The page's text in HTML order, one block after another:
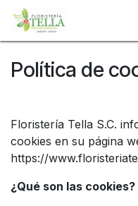
Sari la conținut
Política de
Floristería Tella S.C.
cookies en su página
https://
¿Qué son las cookies?